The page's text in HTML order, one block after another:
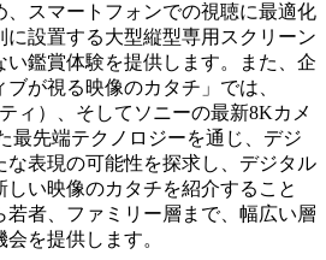
、スマートフォンでの視聴に最適化
に設置する大型縦型専用スクリーン
い鑑賞体験を提供します。また、企
が視る映像のカタチ」では、
ィ）、そしてソニーの最新8Kカメ
最先端テクノロジーを通じ、デジ
な表現の可能性を探求し、デジタル
い映像のカタチを紹介すること
若者、ファミリー層まで、幅広い層
を提供します。